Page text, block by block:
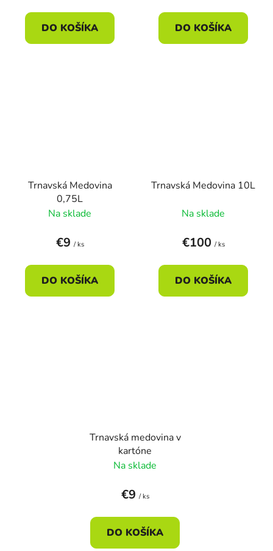
DO KOŠÍKA DO KOŠÍKA
Trnavská Medovina
0,75L
Na sklade
€9 / ks
DO KOŠÍKA
Trnavská Medovina 10L
Na sklade
€100 / ks
DO KOŠÍKA
Trnavská medovina v
kartóne
Na sklade
€9 / ks
DO KOŠÍKA